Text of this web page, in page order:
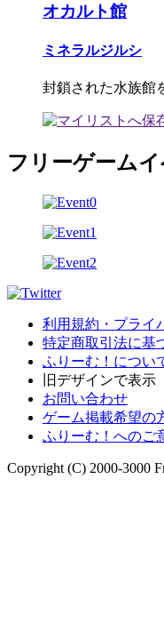
オカルト館
ミネラルジルシ
封鎖された水族館
フリーゲームイ
利用規約・プライ
特定商取引法に基
ふりーむ！につい
旧デザインで表示
お問い合わせ
ゲーム掲載希望の
ふりーむ！へのご
Copyright (C) 2000-3000